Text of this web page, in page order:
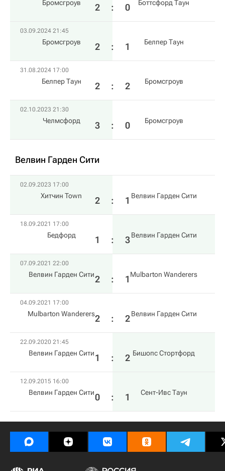
Бромсгроув 2 : 0 Боттсфорд Таун
03.09.2024 21:45
Бромсгроув 2 : 1 Белпер Таун
31.08.2024 17:00
Белпер Таун 2 : 2 Бромсгроув
02.10.2023 21:30
Челмсфорд 3 : 0 Бромсгроув
Велвин Гарден Сити
02.09.2023 17:00
Хитчин Town 2 : 1 Велвин Гарден Сити
18.09.2021 17:00
Бедфорд 1 : 3Велвин Гарден Сити
07.09.2021 22:00
Велвин Гарден Сити2 : 1 Mulbarton Wanderers
04.09.2021 17:00
Mulbarton Wanderers2 : 2Велвин Гарден Сити
22.09.2020 21:45
Велвин Гарден Сити1 : 2 Бишопс Стортфорд
12.09.2015 16:00
Велвин Гарден Сити0 : 1 Сент-Ивс Таун